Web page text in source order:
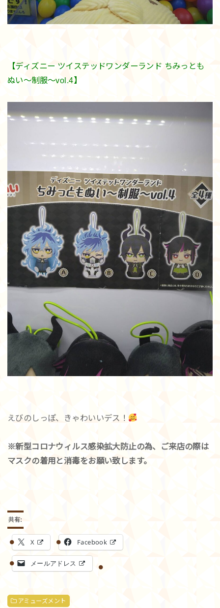
【ディズニー ツイステッドワンダーランド ちみっとも
ぬい〜制服〜vol.4】
えびのしっぽ、きゃわいいデス！
※新型コロナウィルス感染拡大防止の為、ご来店の際は
マスクの着用と消毒をお願い致します。
共有:
X Facebook
メールアドレス
アミューズメント